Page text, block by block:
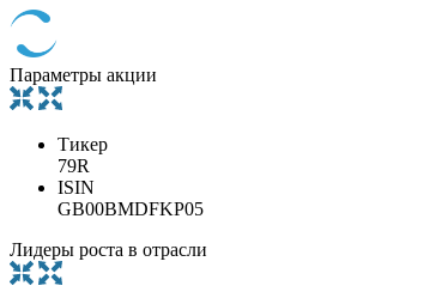
Параметры акции
Тикер
79R
ISIN
GB00BMDFKP05
Лидеры роста в отрасли